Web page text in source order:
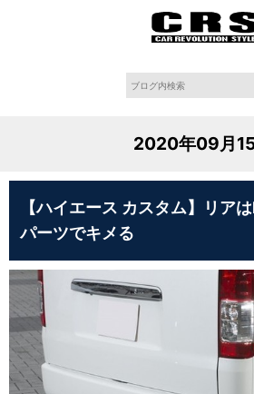
2020年09月
【ハイエース カスタム】リア
パーツでキメる